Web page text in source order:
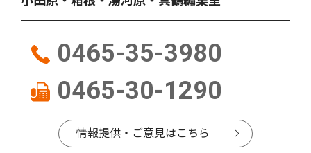
0465-35-3980
0465-30-1290
情報提供・ご意見はこちら